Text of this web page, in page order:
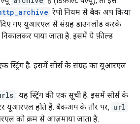
रेपो नियम से बैक अप किया
दिए गए यूआरएल से संग्रह डाउनलोड करके
पाया जाता है. इसमें ये फ़ील्ड
स्ट्रिंग है. इसमें सोर्स के संग्रह का यूआरएल
: यह स्ट्रिंग की एक सूची है. इसमें सोर्स के
यूआरएल होते हैं. बैकअप के तौर पर, url
को क्रम से आज़माया जाता है.